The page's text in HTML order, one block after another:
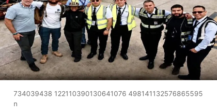
734039438 122110390130641076 498141132576865595
n